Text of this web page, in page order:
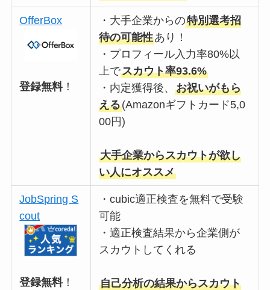
OfferBox
登録無料！
・大手企業からの特別選考招
待の可能性あり！
・プロフィール入力率80%以
上でスカウト率93.6%
・内定獲得後、お祝いがもら
える(Amazonギフトカード5,0
00円)
大手企業からスカウトが欲し
い人にオススメ
JobSpring S
cout
登録無料！
・cubic適正検査を無料で受験
可能
・適正検査結果から企業側が
スカウトしてくれる
自己分析の結果からスカウト